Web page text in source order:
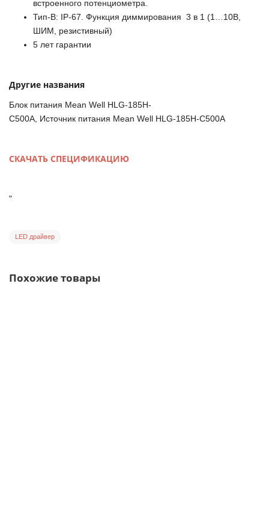
встроенного потенциометра.
Тип-B: IP-67. Функция диммирования 3 в 1 (1…10В,
ШИМ, резистивный)
5 лет гарантии
Другие названия
Блок питания Mean Well HLG-185H-
C500A, Источник питания Mean Well HLG-185H-C500A
СКАЧАТЬ СПЕЦИФИКАЦИЮ
"
LED драйвер
Похожие товары